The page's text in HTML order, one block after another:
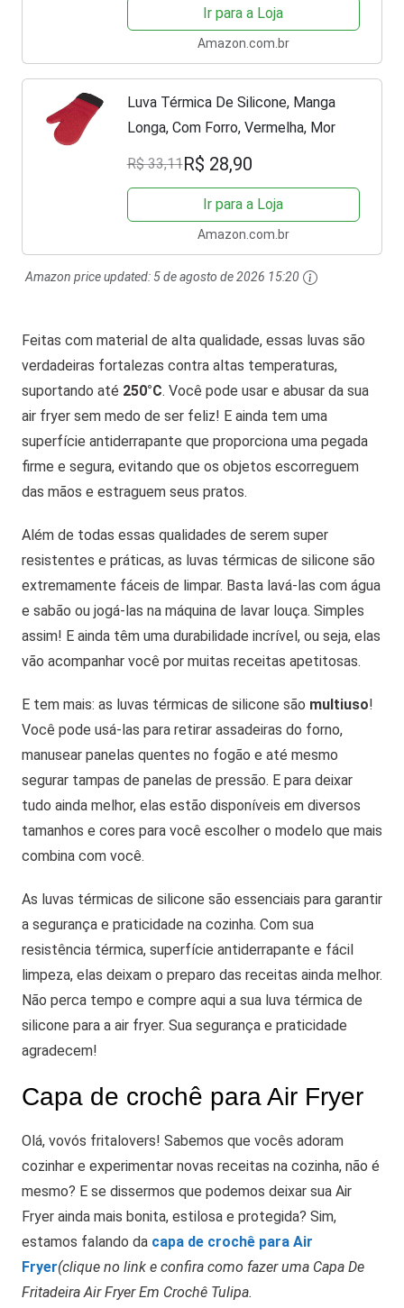
Ir para a Loja
Amazon.com.br
Luva Térmica De Silicone, Manga
Longa, Com Forro, Vermelha, Mor
R$ 33,11R$ 28,90
Ir para a Loja
Amazon.com.br
Amazon price updated: 5 de agosto de 2026 15:20
Feitas com material de alta qualidade, essas luvas são
verdadeiras fortalezas contra altas temperaturas,
suportando até 250°C. Você pode usar e abusar da sua
air fryer sem medo de ser feliz! E ainda tem uma
superfície antiderrapante que proporciona uma pegada
firme e segura, evitando que os objetos escorreguem
das mãos e estraguem seus pratos.
Além de todas essas qualidades de serem super
resistentes e práticas, as luvas térmicas de silicone são
extremamente fáceis de limpar. Basta lavá-las com água
e sabão ou jogá-las na máquina de lavar louça. Simples
assim! E ainda têm uma durabilidade incrível, ou seja, elas
vão acompanhar você por muitas receitas apetitosas.
E tem mais: as luvas térmicas de silicone são multiuso!
Você pode usá-las para retirar assadeiras do forno,
manusear panelas quentes no fogão e até mesmo
segurar tampas de panelas de pressão. E para deixar
tudo ainda melhor, elas estão disponíveis em diversos
tamanhos e cores para você escolher o modelo que mais
combina com você.
As luvas térmicas de silicone são essenciais para garantir
a segurança e praticidade na cozinha. Com sua
resistência térmica, superfície antiderrapante e fácil
limpeza, elas deixam o preparo das receitas ainda melhor.
Não perca tempo e compre aqui a sua luva térmica de
silicone para a air fryer. Sua segurança e praticidade
agradecem!
Capa de crochê para Air Fryer
Olá, vovós fritalovers! Sabemos que vocês adoram
cozinhar e experimentar novas receitas na cozinha, não é
mesmo? E se dissermos que podemos deixar sua Air
Fryer ainda mais bonita, estilosa e protegida? Sim,
estamos falando da capa de crochê para Air
Fryer(clique no link e confira como fazer uma Capa De
Fritadeira Air Fryer Em Crochê Tulipa.